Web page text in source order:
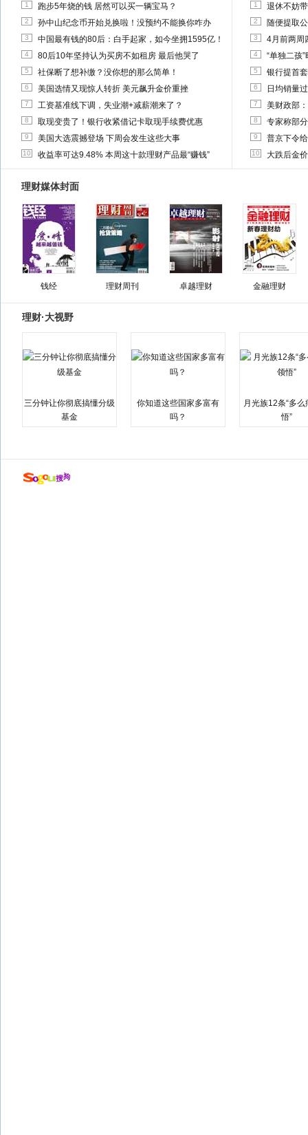
1 跑步5年烧的钱 居然可以买一辆宝马？
2 孙中山纪念币开始兑换啦！没预约不能换你咋办
3 中国最有钱的80后：白手起家，如今坐拥1595亿！
4 80后10年坚持认为买房不如租房 最后他哭了
5 社保断了想补缴？没你想的那么简单！
6 美国选情又现惊人转折 美元飙升金价重挫
7 工资基准线下调，失业潮+减薪潮来了？
8 取现变贵了！银行收紧借记卡取现手续费优惠
9 美国大选震撼登场 下周会发生这些大事
10 收益率可达9.48% 本周这十款理财产品最“赚钱”
1 退休不妨
2 随便提取
3 4月前两周
4 “单独二孩
5 银行提首
6 日均销量
7 美财政部
8 专家称部
9 普京下令
10 大跌后金
理财媒体封面
钱经 理财周刊 卓越理财 金融理财
理财·大视野
三分钟让你彻底搞懂分级
基金
你知道这些国家多富有
吗？
月光族12条“多么
悟”